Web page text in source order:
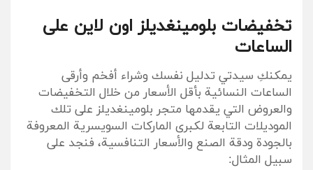
تخفيضات بلومينغديلز اون لاين على
الساعات
يمكنكِ سيدتي تدليل نفسك وشراء أفخم وأرقى
الساعات النسائية بأقل الأسعار من خلال التخفيضات
والعروض التي يقدمها متجر بلومينغديلز على تلك
الموديلات التابعة لكبرى الماركات السويسرية المعروفة
بالجودة ودقة الصنع والأسعار التنافسية، فنجد على
سبيل المثال: